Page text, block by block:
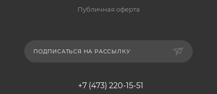
Публичная оферта
ПОДПИСАТЬСЯ НА РАССЫЛКУ
+7 (473) 220-15-51